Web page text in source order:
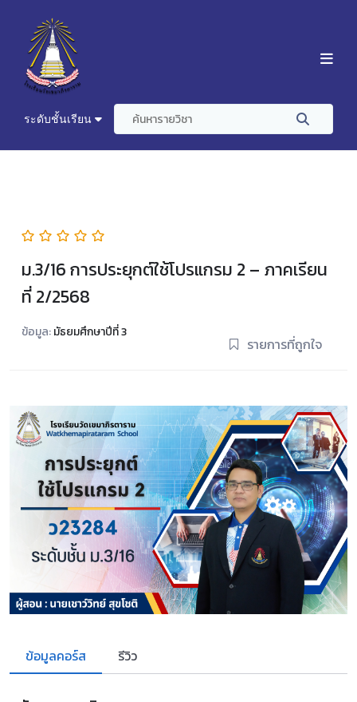
ระดับชั้นเรียน
ม.3/16 การประยุกต์ใช้โปรแกรม 2 – ภาคเรียน
ที่ 2/2568
ข้อมูล:มัธยมศึกษาปีที่ 3
รายการที่ถูกใจ
ข้อมูลคอร์ส รีวิว